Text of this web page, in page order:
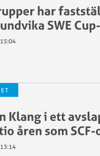
har
SWE
Klang i ett
åren som